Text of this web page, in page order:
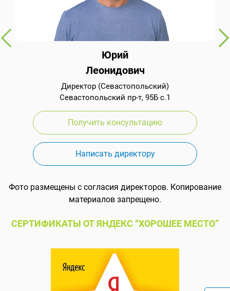
Юрий
Леонидович
Директор (Севастопольский)
Севастопольский пр-т, 95Б с.1
Получить консультацию
Написать директору
Фото размещены с согласия директоров. Копирование
материалов запрещено.
СЕРТИФИКАТЫ ОТ ЯНДЕКС “ХОРОШЕЕ МЕСТО”